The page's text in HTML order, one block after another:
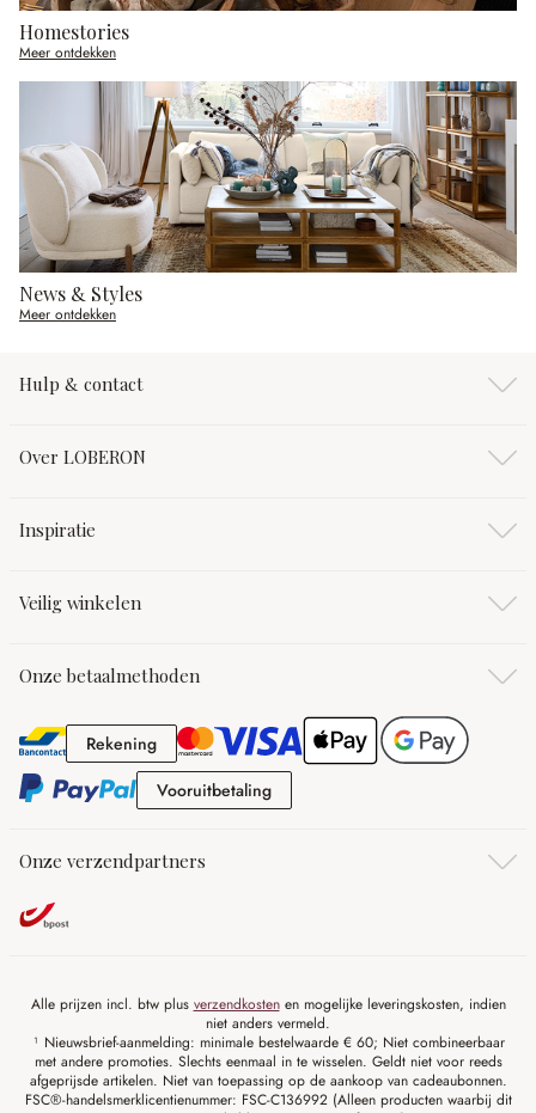
Homestories
Meer ontdekken
News & Styles
Meer ontdekken
Hulp & contact
Over LOBERON
Inspiratie
Veilig winkelen
Onze betaalmethoden
RekeningRekening
VooruitbetalingVooruitbetaling
Onze verzendpartners
Alle prijzen incl. btw plus verzendkostenen mogelijke leveringskosten, indien
niet anders vermeld.
¹ Nieuwsbrief-aanmelding: minimale bestelwaarde € 60; Niet combineerbaar
met andere promoties. Slechts eenmaal in te wisselen. Geldt niet voor reeds
afgeprijsde artikelen. Niet van toepassing op de aankoop van cadeaubonnen.
FSC®-handelsmerklicentienummer: FSC-C136992 (Alleen producten waarbij dit